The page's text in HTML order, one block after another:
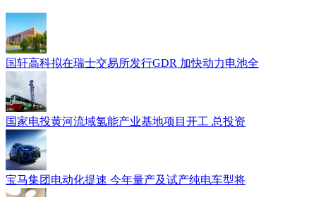
国轩高科拟在瑞士交易所发行GDR 加快动力电池全
国家电投黄河流域氢能产业基地项目开工 总投资
宝马集团电动化提速 今年量产及试产纯电车型将